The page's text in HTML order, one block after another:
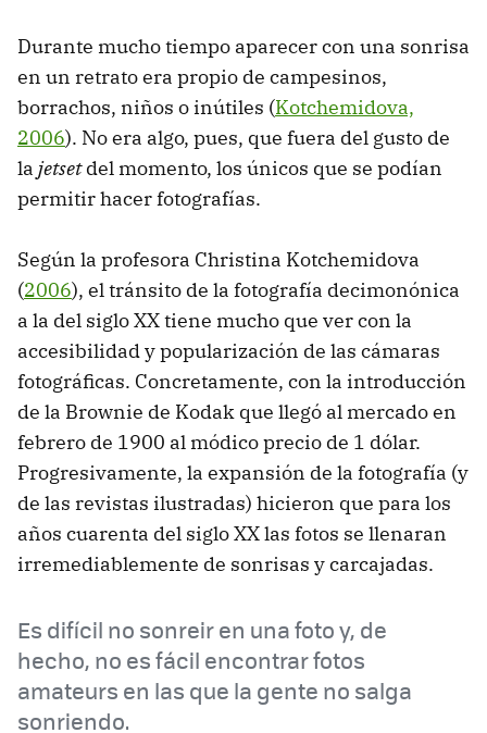
Durante mucho tiempo aparecer con una sonrisa
en un retrato era propio de campesinos,
borrachos, niños o inútiles (Kotchemidova,
2006). No era algo, pues, que fuera del gusto de
la jetsetdel momento, los únicos que se podían
permitir hacer fotografías.
Según la profesora Christina Kotchemidova
(2006), el tránsito de la fotografía decimonónica
a la del siglo XX tiene mucho que ver con la
accesibilidad y popularización de las cámaras
fotográficas. Concretamente, con la introducción
de la Brownie de Kodak que llegó al mercado en
febrero de 1900 al módico precio de 1 dólar.
Progresivamente, la expansión de la fotografía (y
de las revistas ilustradas) hicieron que para los
años cuarenta del siglo XX las fotos se llenaran
irremediablemente de sonrisas y carcajadas.
Es difícil no sonreir en una foto y, de
hecho, no es fácil encontrar fotos
amateurs en las que la gente no salga
sonriendo.